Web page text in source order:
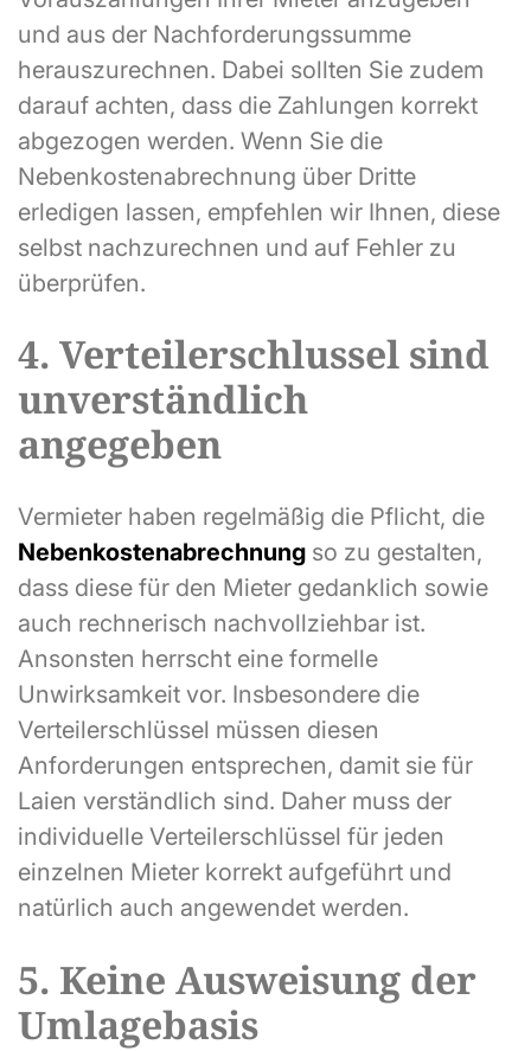
und aus der Nachforderungssumme
herauszurechnen. Dabei sollten Sie zudem
darauf achten, dass die Zahlungen korrekt
abgezogen werden. Wenn Sie die
Nebenkostenabrechnung über Dritte
erledigen lassen, empfehlen wir Ihnen, diese
selbst nachzurechnen und auf Fehler zu
überprüfen.
4. Verteilerschlussel sind
unverständlich
angegeben
Vermieter haben regelmäßig die Pflicht, die
Nebenkostenabrechnung so zu gestalten,
dass diese für den Mieter gedanklich sowie
auch rechnerisch nachvollziehbar ist.
Ansonsten herrscht eine formelle
Unwirksamkeit vor. Insbesondere die
Verteilerschlüssel müssen diesen
Anforderungen entsprechen, damit sie für
Laien verständlich sind. Daher muss der
individuelle Verteilerschlüssel für jeden
einzelnen Mieter korrekt aufgeführt und
natürlich auch angewendet werden.
5. Keine Ausweisung der
Umlagebasis